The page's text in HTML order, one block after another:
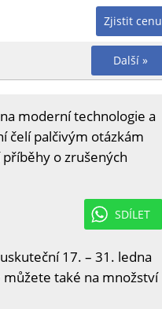
Zjistit cenu
Další »
moderní technologie a
čelí palčivým otázkám
o zrušených
SDÍLET
17. – 31. ledna
také na množství